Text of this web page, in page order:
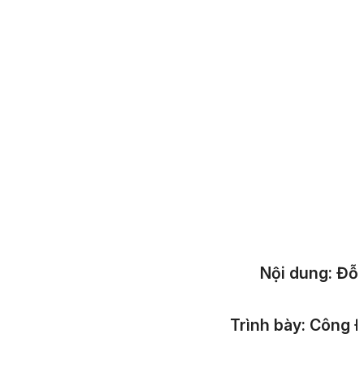
Nội dung: Đỗ
Trình bày: Công